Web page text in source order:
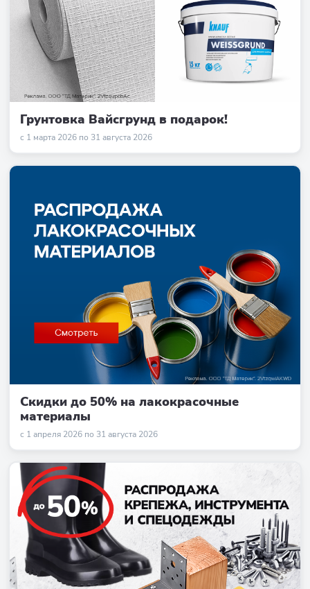
Грунтовка Вайсгрунд в подарок!
с 1 марта 2026 по 31 августа 2026
Скидки до 50% на лакокрасочные
материалы
с 1 апреля 2026 по 31 августа 2026